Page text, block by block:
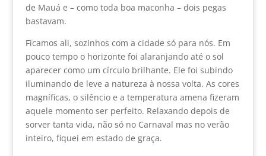
de Mauá e – como toda boa maconha – dois pegas
bastavam.
Ficamos ali, sozinhos com a cidade só para nós. Em
pouco tempo o horizonte foi alaranjando até o sol
aparecer como um círculo brilhante. Ele foi subindo
iluminando de leve a natureza à nossa volta. As cores
magníficas, o silêncio e a temperatura amena fizeram
aquele momento ser perfeito. Relaxando depois de
sorver tanta vida, não só no Carnaval mas no verão
inteiro, fiquei em estado de graça.